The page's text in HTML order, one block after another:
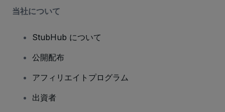
当社について
StubHub について
公開配布
アフィリエイトプログラム
出資者